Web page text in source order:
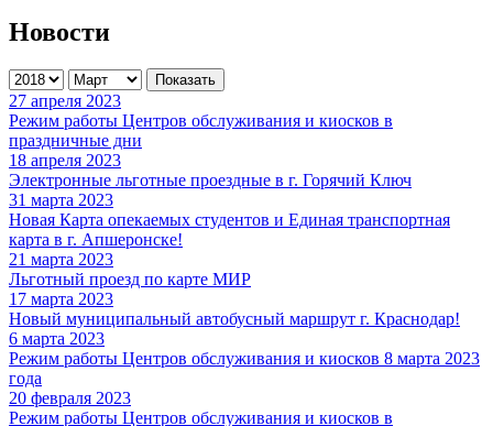
Новости
Показать
27 апреля 2023
Режим работы Центров обслуживания и киосков в
праздничные дни
18 апреля 2023
Электронные льготные проездные в г. Горячий Ключ
31 марта 2023
Новая Карта опекаемых студентов и Единая транспортная
карта в г. Апшеронске!
21 марта 2023
Льготный проезд по карте МИР
17 марта 2023
Новый муниципальный автобусный маршрут г. Краснодар!
6 марта 2023
Режим работы Центров обслуживания и киосков 8 марта 2023
года
20 февраля 2023
Режим работы Центров обслуживания и киосков в